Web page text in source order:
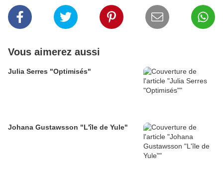
Vous aimerez aussi
Julia Serres "Optimisés"
Johana Gustawsson "L'île de Yule"